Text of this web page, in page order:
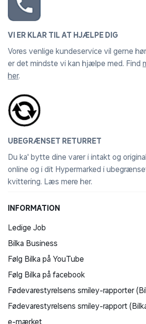
VI ER KLAR TIL AT HJÆLPE DIG
Vores venlige kundeservice vil gerne
er det mindste vi kan hjælpe med. Find
her.
UBEGRÆNSET RETURRET
Du ka' bytte dine varer i intakt og
online og i dit Hypermarked i
kvittering. Læs mere her.
INFORMATION
Ledige Job
Bilka Business
Følg Bilka på YouTube
Følg Bilka på facebook
Fødevarestyrelsens smiley-rapporter
Fødevarestyrelsens smiley-rapport
e-mærket